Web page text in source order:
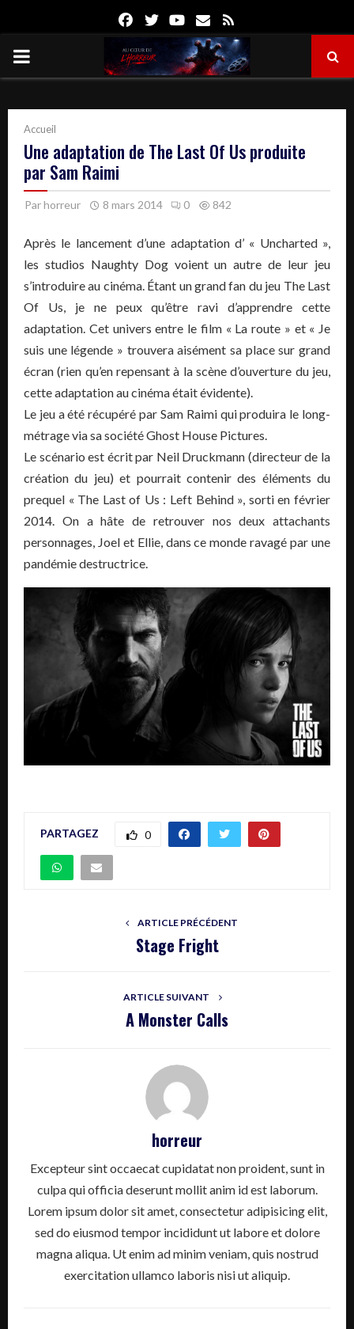
FacebookTwitterYoutube
Email
PRIMARY
Accueil
Une adaptation de The Last Of Us produite
par Sam Raimi
Parhorreur 8 mars 2014 0 842
Après le lancement d’une adaptation d’ « Uncharted »,
les studios Naughty Dog voient un autre de leur jeu
s’introduire au cinéma. Étant un grand fan du jeu The Last
Of Us, je ne peux qu’être ravi d’apprendre cette
adaptation. Cet univers entre le film « La route » et « Je
suis une légende » trouvera aisément sa place sur grand
écran (rien qu’en repensant à la scène d’ouverture du jeu,
cette adaptation au cinéma était évidente).
Le jeu a été récupéré par Sam Raimi qui produira le long-
métrage via sa société Ghost House Pictures.
Le scénario est écrit par Neil Druckmann (directeur de la
création du jeu) et pourrait contenir des éléments du
prequel « The Last of Us : Left Behind », sorti en février
2014. On a hâte de retrouver nos deux attachants
personnages, Joel et Ellie, dans ce monde ravagé par une
pandémie destructrice.
PARTAGEZ 0
ARTICLE PRÉCÉDENT
Stage Fright
ARTICLE SUIVANT
A Monster Calls
horreur
Excepteur sint occaecat cupidatat non proident, sunt in
culpa qui officia deserunt mollit anim id est laborum.
Lorem ipsum dolor sit amet, consectetur adipisicing elit,
sed do eiusmod tempor incididunt ut labore et dolore
magna aliqua. Ut enim ad minim veniam, quis nostrud
exercitation ullamco laboris nisi ut aliquip.